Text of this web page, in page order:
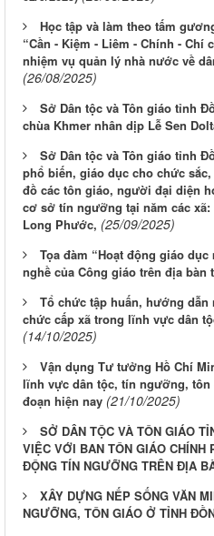
Học tập và làm theo tấm
“Cần - Kiệm - Liêm - Chính -
nhiệm vụ quản lý nhà nước về
(26/08/2025)
Sở Dân tộc và Tôn giáo tỉnh
chùa Khmer nhân dịp Lễ Sen
Sở Dân tộc và Tôn giáo tỉnh
phổ biến, giáo dục cho chức
đồ các tôn giáo, người đại diện
cơ sở tín ngưỡng tại năm các
Long Phước, (25/09/2025)
Tọa đàm “Hoạt động giáo
nghề của Công giáo trên địa bàn
Tổ chức tập huấn, hướng
chức cấp xã trong lĩnh vực dân
(14/10/2025)
Vận dụng Tư tưởng Hồ Chí
lĩnh vực dân tộc, tín ngưỡng,
đoạn hiện nay (21/10/2025)
SỞ DÂN TỘC VÀ TÔN GIÁO
VIỆC VỚI BAN TÔN GIÁO CHÍNH
ĐỘNG TÍN NGƯỠNG TRÊN ĐỊA
XÂY DỰNG NẾP SỐNG VĂN
NGƯỠNG, TÔN GIÁO Ở TỈNH